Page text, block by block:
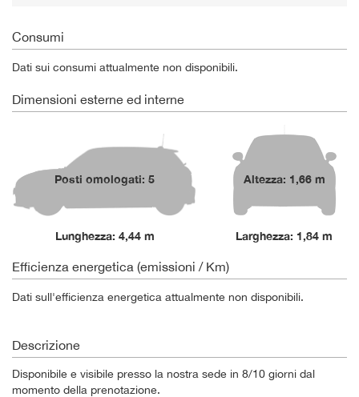
Consumi
Dati sui consumi attualmente non disponibili.
Dimensioni esterne ed interne
Posti omologati: 5
Lunghezza: 4,44 m
Altezza: 1,66 m
Larghezza: 1,84 m
Efficienza energetica (emissioni / Km)
Dati sull'efficienza energetica attualmente non disponibili.
Descrizione
Disponibile e visibile presso la nostra sede in 8/10 giorni dal
momento della prenotazione.